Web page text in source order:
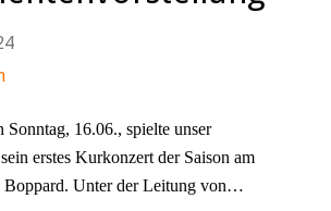
Sonntag, 16.06., spielte unser
erstes Kurkonzert der Saison am
Boppard. Unter der Leitung von…